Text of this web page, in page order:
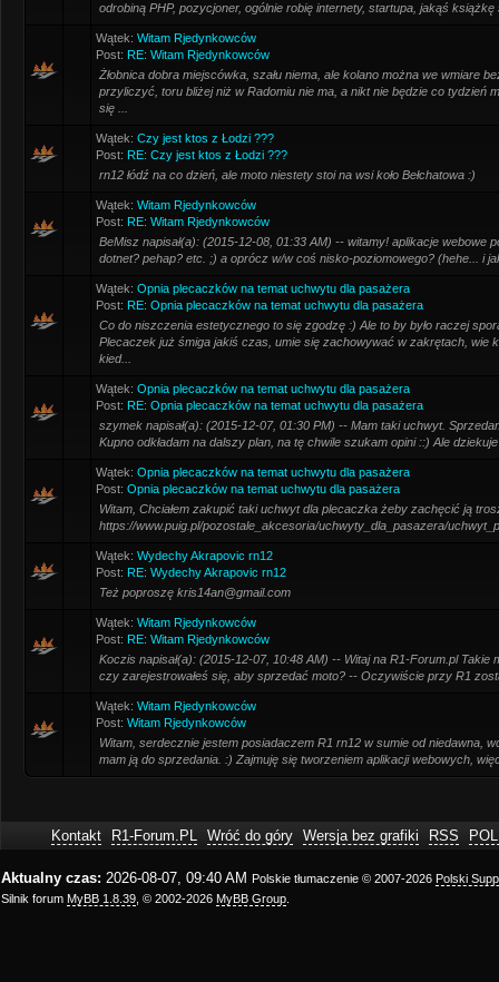
odrobiną PHP, pozycjoner, ogólnie robię internety, startupa, jakąś książkę
Wątek: Witam Rjedynkowców
Post: RE: Witam Rjedynkowców
Żłobnica dobra miejscówka, szału niema, ale kolano można we wmiare
przyliczyć, toru bliżej niż w Radomiu nie ma, a nikt nie będzie co tydzień
się ...
Wątek: Czy jest ktos z Łodzi ???
Post: RE: Czy jest ktos z Łodzi ???
rn12 łódź na co dzień, ale moto niestety stoi na wsi koło Bełchatowa :)
Wątek: Witam Rjedynkowców
Post: RE: Witam Rjedynkowców
BeMisz napisał(a): (2015-12-08, 01:33 AM) -- witamy! aplikacje webowe
dotnet? pehap? etc. ;) a oprócz w/w coś nisko-poziomowego? (hehe... i
Wątek: Opnia plecaczków na temat uchwytu dla pasażera
Post: RE: Opnia plecaczków na temat uchwytu dla pasażera
Co do niszczenia estetycznego to się zgodzę :) Ale to by było raczej
Plecaczek już śmiga jakiś czas, umie się zachowywać w zakrętach, wie
kied...
Wątek: Opnia plecaczków na temat uchwytu dla pasażera
Post: RE: Opnia plecaczków na temat uchwytu dla pasażera
szymek napisał(a): (2015-12-07, 01:30 PM) -- Mam taki uchwyt.
Kupno odkładam na dalszy plan, na tę chwile szukam opini ::) Ale
Wątek: Opnia plecaczków na temat uchwytu dla pasażera
Post: Opnia plecaczków na temat uchwytu dla pasażera
Witam, Chciałem zakupić taki uchwyt dla plecaczka żeby zachęcić ją
https://www.puig.pl/pozostale_akcesoria/uchwyty_dla_pasazera/
Wątek: Wydechy Akrapovic rn12
Post: RE: Wydechy Akrapovic rn12
Też poproszę kris14an@gmail.com
Wątek: Witam Rjedynkowców
Post: RE: Witam Rjedynkowców
Koczis napisał(a): (2015-12-07, 10:48 AM) -- Witaj na R1-Forum.pl Takie
czy zarejestrowałeś się, aby sprzedać moto? -- Oczywiście przy R1
Wątek: Witam Rjedynkowców
Post: Witam Rjedynkowców
Witam, serdecznie jestem posiadaczem R1 rn12 w sumie od niedawna,
mam ją do sprzedania. :) Zajmuję się tworzeniem aplikacji webowych,
Kontakt R1-Forum.PL Wróć do góry Wersja bez grafiki RSS
Aktualny czas: 2026-08-07, 09:40 AM Polskie tłumaczenie © 2007-2026 Polski
Silnik forum MyBB 1.8.39 , © 2002-2026 MyBB Group